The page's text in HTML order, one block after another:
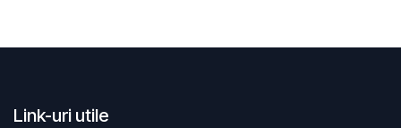
Link-uri utile